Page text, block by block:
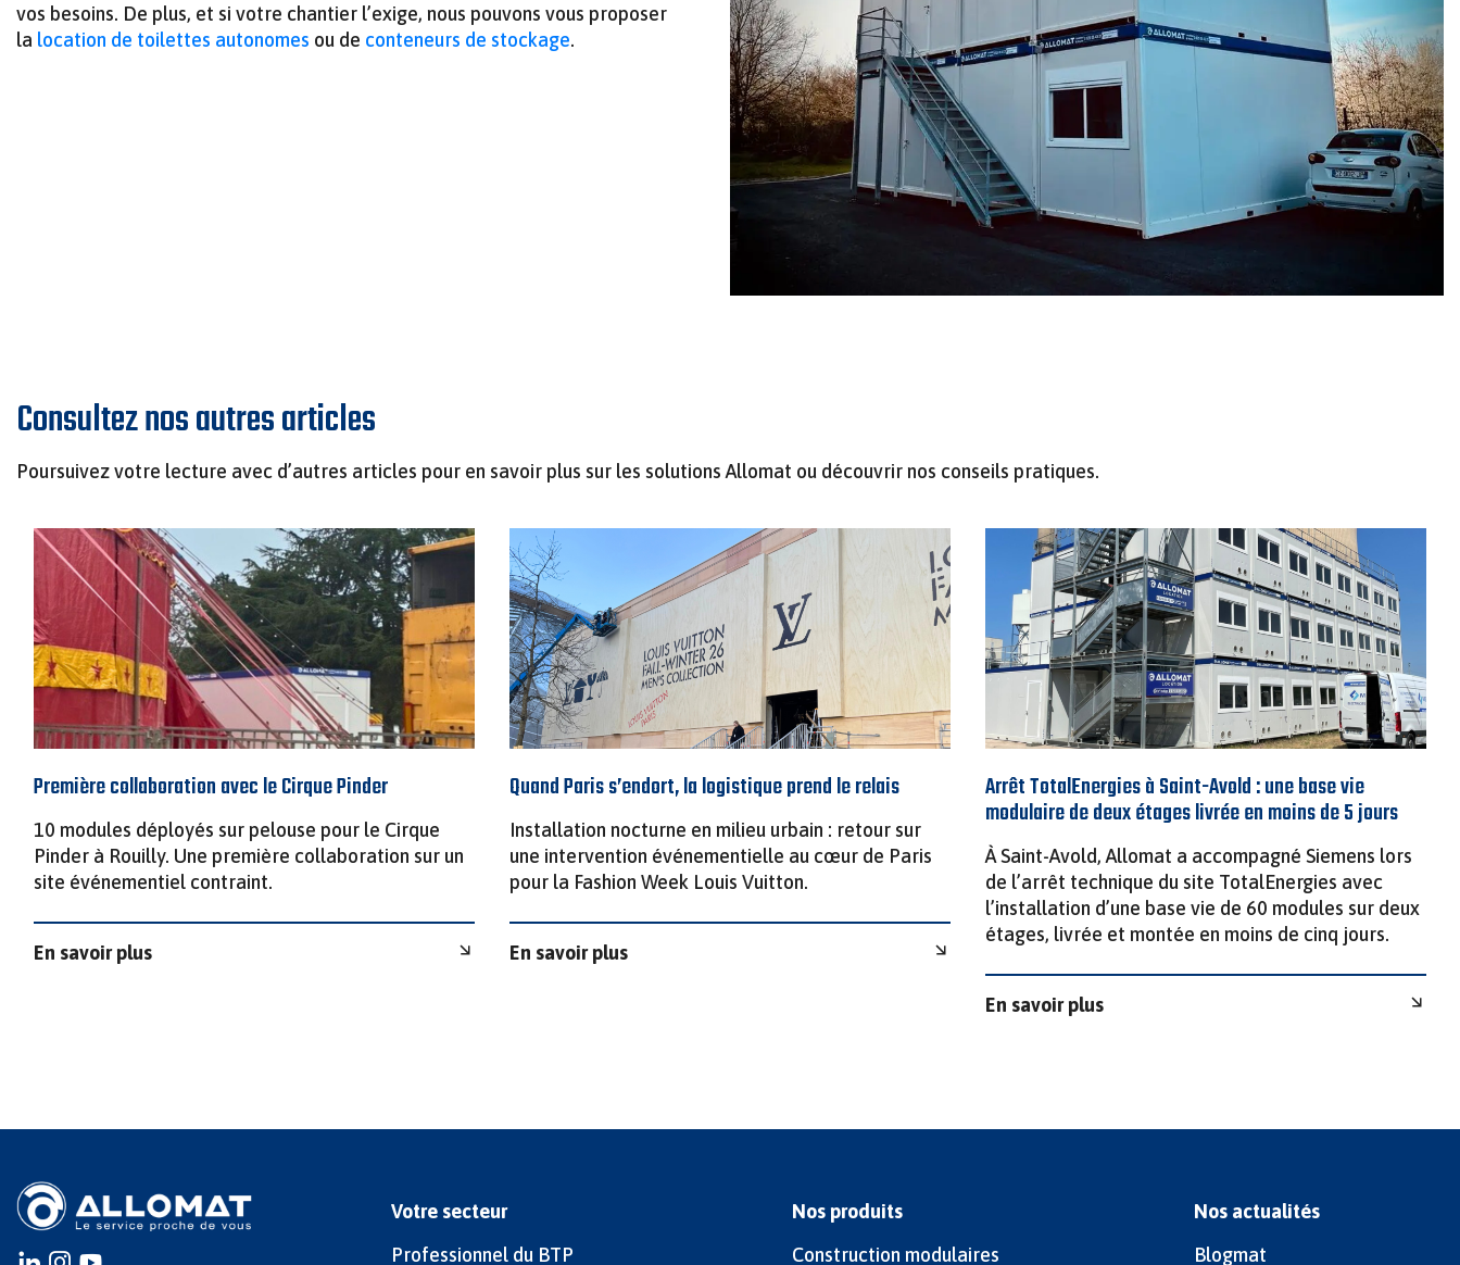
vos besoins. De plus, et si votre chantier l’exige, nous pouvons vous proposer
la location de toilettes autonomes ou de conteneurs de stockage.
Consultez nos autres articles
Poursuivez votre lecture avec d’autres articles pour en savoir plus sur les solutions Allomat ou découvrir nos conseils pratiques.
Première collaboration avec le Cirque Pinder
10 modules déployés sur pelouse pour le Cirque
Pinder à Rouilly. Une première collaboration sur un
site événementiel contraint.
En savoir plus
Quand Paris s’endort, la logistique prend le relais
Installation nocturne en milieu urbain : retour sur
une intervention événementielle au cœur de Paris
pour la Fashion Week Louis Vuitton.
En savoir plus
Arrêt TotalEnergies à Saint-Avold : une base vie
modulaire de deux étages livrée en moins de 5 jours
À Saint-Avold, Allomat a accompagné Siemens lors
de l’arrêt technique du site TotalEnergies avec
l’installation d’une base vie de 60 modules sur deux
étages, livrée et montée en moins de cinq jours.
En savoir plus
Instagram
instagram
youtube
Votre secteur
Professionnel du BTP
Nos produits
Construction modulaires
Nos actualités
Blogmat